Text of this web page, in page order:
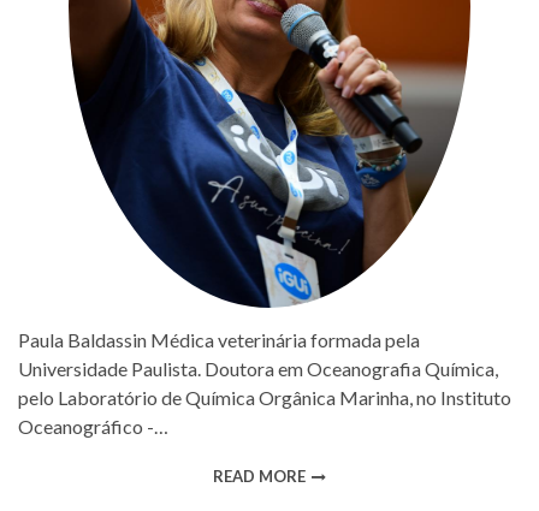
Paula Baldassin Médica veterinária formada pela
Universidade Paulista. Doutora em Oceanografia Química,
pelo Laboratório de Química Orgânica Marinha, no Instituto
Oceanográfico -…
READ MORE